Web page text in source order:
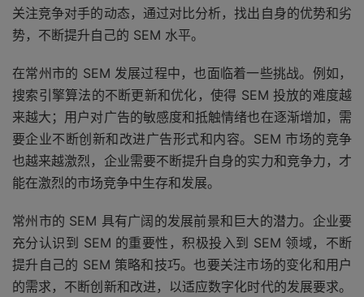
关注竞争对手的动态，通过对比分析，找出自身的优势和劣
势，不断提升自己的 SEM 水平。
在常州市的 SEM 发展过程中，也面临着一些挑战。例如，
搜索引擎算法的不断更新和优化，使得 SEM 投放的难度越
来越大；用户对广告的敏感度和抵触情绪也在逐渐增加，需
要企业不断创新和改进广告形式和内容。SEM 市场的竞争
也越来越激烈，企业需要不断提升自身的实力和竞争力，才
能在激烈的市场竞争中生存和发展。
常州市的 SEM 具有广阔的发展前景和巨大的潜力。企业要
充分认识到 SEM 的重要性，积极投入到 SEM 领域，不断
提升自己的 SEM 策略和技巧。也要关注市场的变化和用户
的需求，不断创新和改进，以适应数字化时代的发展要求。